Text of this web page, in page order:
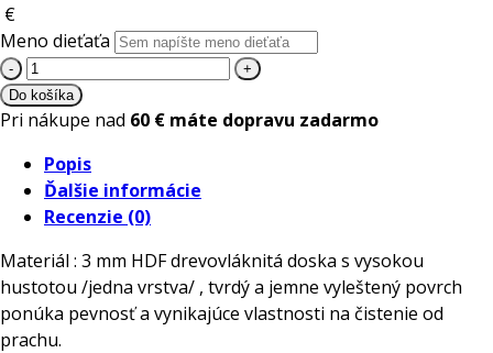
€
Meno dieťaťa
množstvo
Drevodarček
Detská
dekorácia
Les
s
menom
Do košíka
Pri nákupe nad 60 € máte dopravu zadarmo
Popis
Ďalšie informácie
Recenzie (0)
Materiál : 3 mm HDF drevovláknitá doska s vysokou
hustotou /jedna vrstva/ , tvrdý a jemne vyleštený povrch
ponúka pevnosť a vynikajúce vlastnosti na čistenie od
prachu.